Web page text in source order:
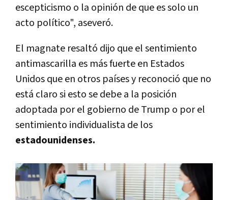
escepticismo o la opinión de que es solo un
acto político", aseveró.
El magnate resaltó dijo que el sentimiento
antimascarilla es más fuerte en Estados
Unidos que en otros países y reconoció que no
está claro si esto se debe a la posición
adoptada por el gobierno de Trump o por el
sentimiento individualista de los
estadounidenses.